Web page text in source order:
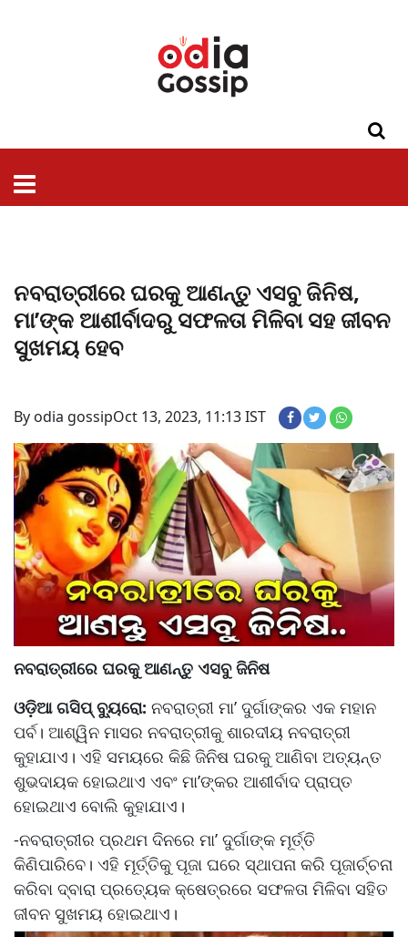
ନବରାତ୍ରୀରେ ଘରକୁ ଆଣନ୍ତୁ ଏସବୁ ଜିନିଷ,
ମା’ଙ୍କ ଆଶୀର୍ବାଦରୁ ସଫଳତା ମିଳିବା ସହ ଜୀବନ
ସୁଖମୟ ହେବ
By odia gossipOct 13, 2023, 11:13 IST
ନବରାତ୍ରୀରେ ଘରକୁ ଆଣନ୍ତୁ ଏସବୁ ଜିନିଷ
ଓଡ଼ିଆ ଗସିପ୍ ବ୍ୟୁରୋ: ନବରାତ୍ରୀ ମା’ ଦୁର୍ଗାଙ୍କର ଏକ ମହାନ
ପର୍ବ। ଆଶ୍ୱିନ ମାସର ନବରାତ୍ରୀକୁ ଶାରଦୀୟ ନବରାତ୍ରୀ
କୁହାଯାଏ। ଏହି ସମୟରେ କିଛି ଜିନିଷ ଘରକୁ ଆଣିବା ଅତ୍ୟନ୍ତ
ଶୁଭଦାୟକ ହୋଇଥାଏ ଏବଂ ମା’ଙ୍କର ଆଶୀର୍ବାଦ ପ୍ରାପ୍ତ
ହୋଇଥାଏ ବୋଲି କୁହାଯାଏ।
-ନବରାତ୍ରୀର ପ୍ରଥମ ଦିନରେ ମା’ ଦୁର୍ଗାଙ୍କ ମୂର୍ତ୍ତି
କିଣିପାରିବେ। ଏହି ମୂର୍ତ୍ତିକୁ ପୂଜା ଘରେ ସ୍ଥାପନା କରି ପୂଜାର୍ଚ୍ଚନା
କରିବା ଦ୍ବାରା ପ୍ରତ୍ୟେକ କ୍ଷେତ୍ରରେ ସଫଳତା ମିଳିବା ସହିତ
ଜୀବନ ସୁଖମୟ ହୋଇଥାଏ।